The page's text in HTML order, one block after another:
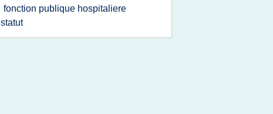
fonction publique hospitaliere
statut